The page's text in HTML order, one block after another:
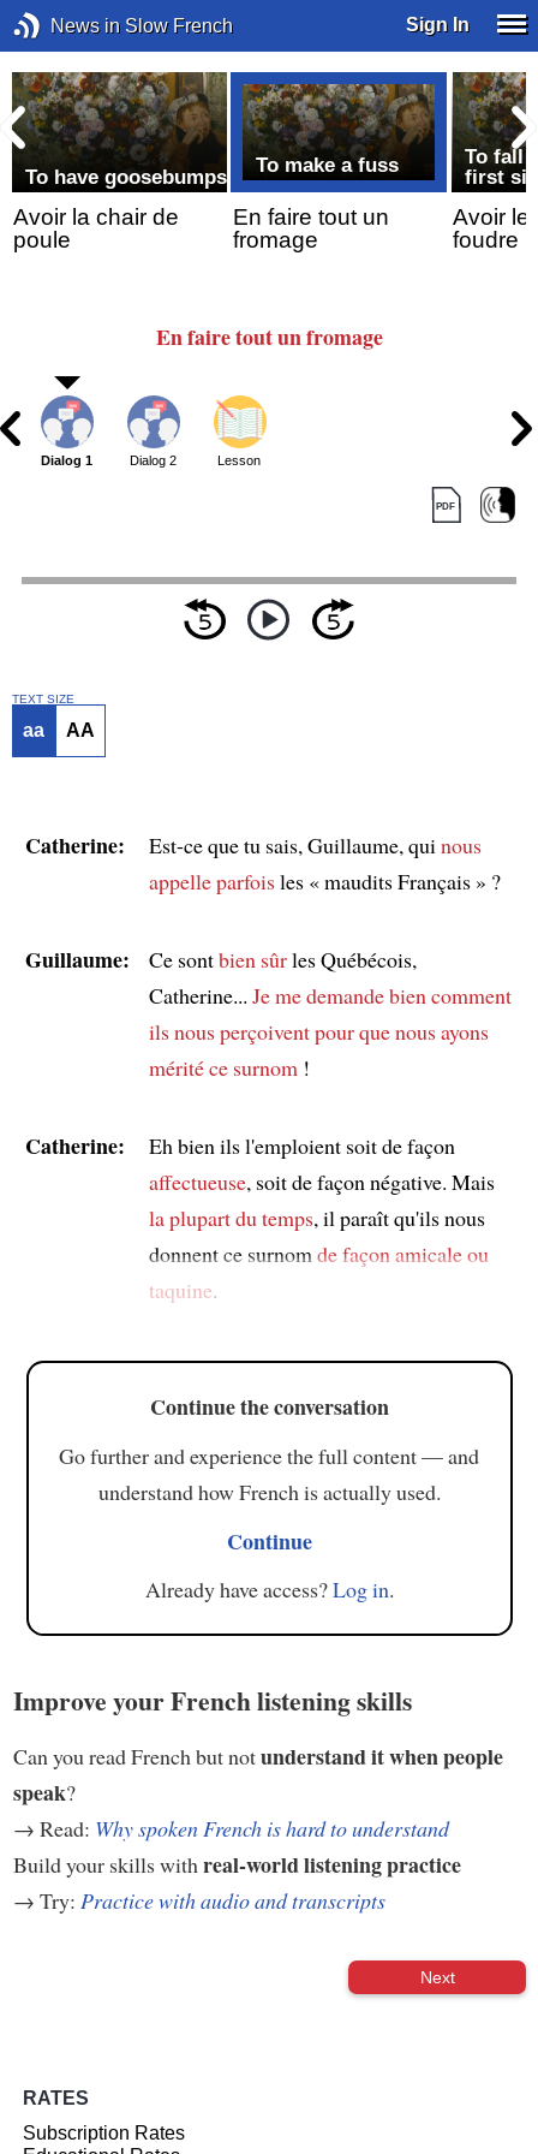
News in Slow French Sign In
To have goosebumps
Avoir la chair de
poule
To make a fuss
En faire tout un
fromage
To fall
first
Avoir le
foudre
En fairetout un fromage
Dialog 1 Dialog 2 Lesson
TEXT SIZE
aa AA
Catherine: Est-ce que tu sais, Guillaume, qui nous
appelle parfoisles « maudits Français » ?
Guillaume: Ce sontbien sûrles Québécois,
Catherine... Je me demande bien comment
ils nous perçoiventpour que nous ayons
mérité ce surnom !
Catherine:
Eh bien ils l'emploient soit de façon
affectueuse, soit de façon négative. Mais
la plupart du temps, il paraît qu'ils nous
donnent ce surnom de façon amicale ou
taquine.
Continue the conversation
Go further and experience the full content — and
understand how French is actually used.
Continue
Already have access?Log in.
Improve your French listening skills
Can you read French but notunderstand it when people
speak?
→ Read: Why spoken French is hard to understand
Build your skills with real-world listening practice
→ Try: Practice with audio and transcripts
Next
RATES
Subscription Rates